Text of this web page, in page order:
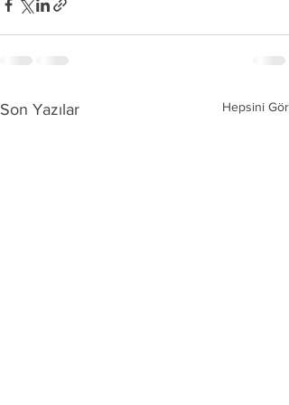
Son Yazılar Hepsini Gör